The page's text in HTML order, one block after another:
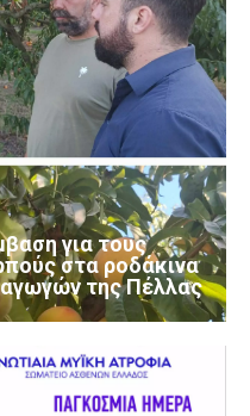
για τους
στα ροδάκινα
της Πέλλας